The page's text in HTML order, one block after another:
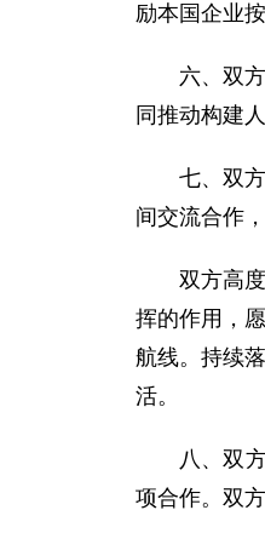
励本国企业
六、双
同推动构建
七、双
间交流合作
双方高
挥的作用，
航线。持续
活。
八、双
项合作。双